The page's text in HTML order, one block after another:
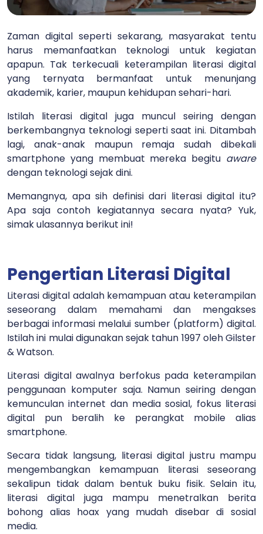
Zaman digital seperti sekarang, masyarakat tentu
harus memanfaatkan teknologi untuk kegiatan
apapun. Tak terkecuali keterampilan literasi digital
yang ternyata bermanfaat untuk menunjang
akademik, karier, maupun kehidupan sehari-hari.
Istilah literasi digital juga muncul seiring dengan
berkembangnya teknologi seperti saat ini. Ditambah
lagi, anak-anak maupun remaja sudah dibekali
smartphone yang membuat mereka begitu aware
dengan teknologi sejak dini.
Memangnya, apa sih definisi dari literasi digital itu?
Apa saja contoh kegiatannya secara nyata? Yuk,
simak ulasannya berikut ini!
Pengertian Literasi Digital
Literasi digital adalah kemampuan atau keterampilan
seseorang dalam memahami dan mengakses
berbagai informasi melalui sumber (platform) digital.
Istilah ini mulai digunakan sejak tahun 1997 oleh Gilster
& Watson.
Literasi digital awalnya berfokus pada keterampilan
penggunaan komputer saja. Namun seiring dengan
kemunculan internet dan media sosial, fokus literasi
digital pun beralih ke perangkat mobile alias
smartphone.
Secara tidak langsung, literasi digital justru mampu
mengembangkan kemampuan literasi seseorang
sekalipun tidak dalam bentuk buku fisik. Selain itu,
literasi digital juga mampu menetralkan berita
bohong alias hoax yang mudah disebar di sosial
media.